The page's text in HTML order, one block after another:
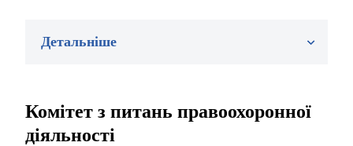
Детальніше
Комітет з питань правоохоронної
діяльності